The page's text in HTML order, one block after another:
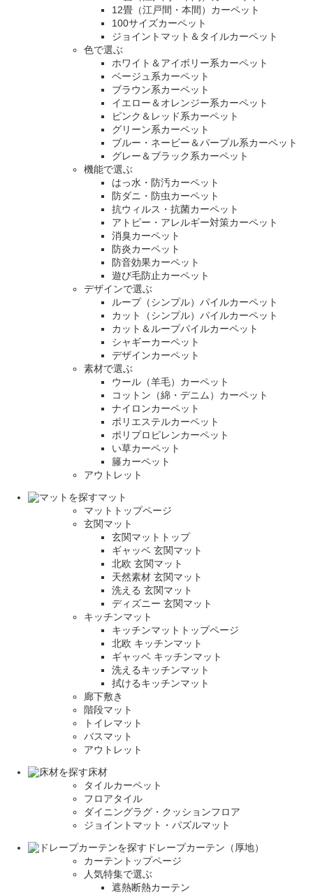
12畳（江戸間・本間）カーペット
100サイズカーペット
ジョイントマット＆タイルカーペット
色で選ぶ
ホワイト＆アイボリー系カーペット
ベージュ系カーペット
ブラウン系カーペット
イエロー＆オレンジー系カーペット
ピンク＆レッド系カーペット
グリーン系カーペット
ブルー・ネービー＆パープル系カーペット
グレー＆ブラック系カーペット
機能で選ぶ
はっ水・防汚カーペット
防ダニ・防虫カーペット
抗ウィルス・抗菌カーペット
アトピー・アレルギー対策カーペット
消臭カーペット
防炎カーペット
防音効果カーペット
遊び毛防止カーペット
デザインで選ぶ
ループ（シンプル）パイルカーペット
カット（シンプル）パイルカーペット
カット＆ループパイルカーペット
シャギーカーペット
デザインカーペット
素材で選ぶ
ウール（羊毛）カーペット
コットン（綿・デニム）カーペット
ナイロンカーペット
ポリエステルカーペット
ポリプロピレンカーペット
い草カーペット
籐カーペット
アウトレット
マット
マットトップページ
玄関マット
玄関マットトップ
ギャッベ 玄関マット
北欧 玄関マット
天然素材 玄関マット
洗える 玄関マット
ディズニー 玄関マット
キッチンマット
キッチンマットトップページ
北欧 キッチンマット
ギャッベ キッチンマット
洗えるキッチンマット
拭けるキッチンマット
廊下敷き
階段マット
トイレマット
バスマット
アウトレット
床材
タイルカーペット
フロアタイル
ダイニングラグ・クッションフロア
ジョイントマット・パズルマット
ドレープカーテン（厚地）
カーテントップページ
人気特集で選ぶ
遮熱断熱カーテン